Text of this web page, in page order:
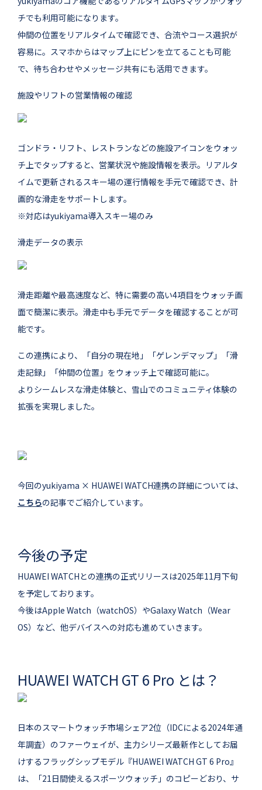
チでも利用可能になります。
仲間の位置をリアルタイムで確認でき、合流やコース選択が
容易に。スマホからはマップ上にピンを立てることも可能
で、待ち合わせやメッセージ共有にも活用できます。
施設やリフトの営業情報の確認
ゴンドラ・リフト、レストランなどの施設アイコンをウォッ
チ上でタップすると、営業状況や施設情報を表示。リアルタ
イムで更新されるスキー場の運行情報を手元で確認でき、計
画的な滑走をサポートします。
※対応はyukiyama導入スキー場のみ
滑走データの表示
滑走距離や最高速度など、特に需要の高い4項目をウォッチ画
面で簡潔に表示。滑走中も手元でデータを確認することが可
能です。
この連携により、「自分の現在地」「ゲレンデマップ」「滑
走記録」「仲間の位置」をウォッチ上で確認可能に。
よりシームレスな滑走体験と、雪山でのコミュニティ体験の
拡張を実現しました。
今回のyukiyama × HUAWEI WATCH連携の詳細については、
こちらの記事でご紹介しています。
今後の予定
HUAWEI WATCHとの連携の正式リリースは2025年11月下旬
を予定しております。
今後はApple Watch（watchOS）やGalaxy Watch（Wear
OS）など、他デバイスへの対応も進めていきます。
HUAWEI WATCH GT 6 Pro とは？
日本のスマートウォッチ市場シェア2位（IDCによる2024年通
年調査）のファーウェイが、主力シリーズ最新作としてお届
けするフラッグシップモデル『HUAWEI WATCH GT 6 Pro』
は、「21日間使えるスポーツウォッチ」のコピーどおり、サ